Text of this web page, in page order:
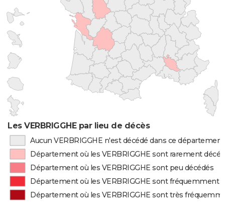
Les VERBRIGGHE par lieu de décès
Aucun VERBRIGGHE n'est décédé dans ce département
Département où les VERBRIGGHE sont rarement
Département où les VERBRIGGHE sont peu décédés
Département où les VERBRIGGHE sont fréquemment
Département où les VERBRIGGHE sont très